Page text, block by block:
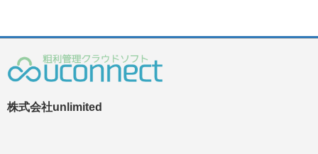
株式会社unlimited